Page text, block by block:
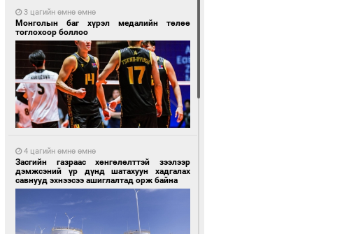
3 цагийн өмнө өмнө
Монголын баг хүрэл медалийн төлөө
тоглохоор боллоо
4 цагийн өмнө өмнө
Засгийн газраас хөнгөлөлттэй зээлээр
дэмжсэний үр дүнд шатахуун хадгалах
савнууд эхнээсээ ашиглалтад орж байна